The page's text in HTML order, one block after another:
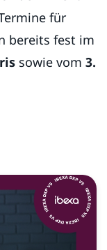
für
bereits fest im
sowie vom 3.